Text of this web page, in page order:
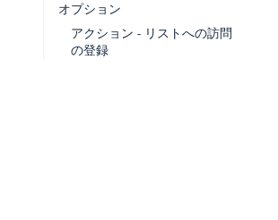
オプション
アクション - リストへの訪問
の登録